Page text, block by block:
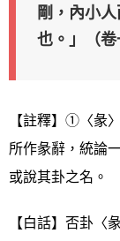
剛，內小
也。」（
【註釋】①〈彖
所作彖辭，統論
或說其卦之名。
【白話】否卦〈